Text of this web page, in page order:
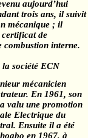
aujourd’hui
trois ans, il suivit
mécanique ; il
de
combustion interne.
société ECN
mécanicien
En 1961, son
valu une promotion
Electrique du
Ensuite il a été
en 1967, à